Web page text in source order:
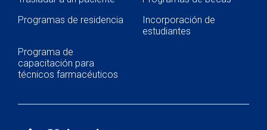
Programas de residencia
Incorporación de
estudiantes
Programa de
capacitación para
técnicos farmacéuticos